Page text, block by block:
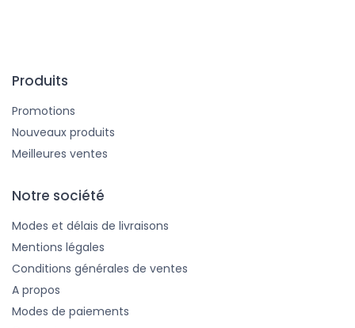
Produits
Promotions
Nouveaux produits
Meilleures ventes
Notre société
Modes et délais de livraisons
Mentions légales
Conditions générales de ventes
A propos
Modes de paiements